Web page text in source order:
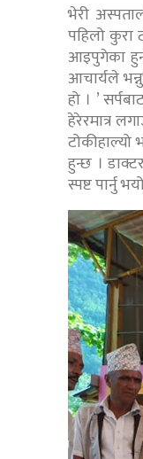
भेरी
पहिलो कुरा
आइपुगेका
आचार्यले
हो । ’
हेरेरमात्र
हुन्छ ।
स्पष्ट पार्नु